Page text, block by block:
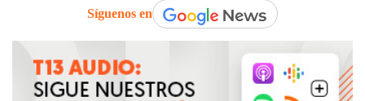
Síguenos en